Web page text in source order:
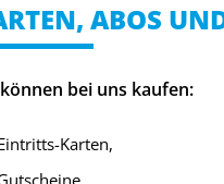
ABOS
bei uns kaufen:
Karten,